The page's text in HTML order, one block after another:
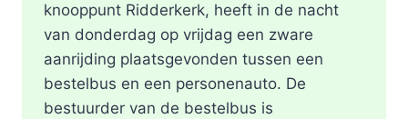
knooppunt Ridderkerk, heeft in de nacht
van donderdag op vrijdag een zware
aanrijding plaatsgevonden tussen een
bestelbus en een personenauto. De
bestuurder van de bestelbus is